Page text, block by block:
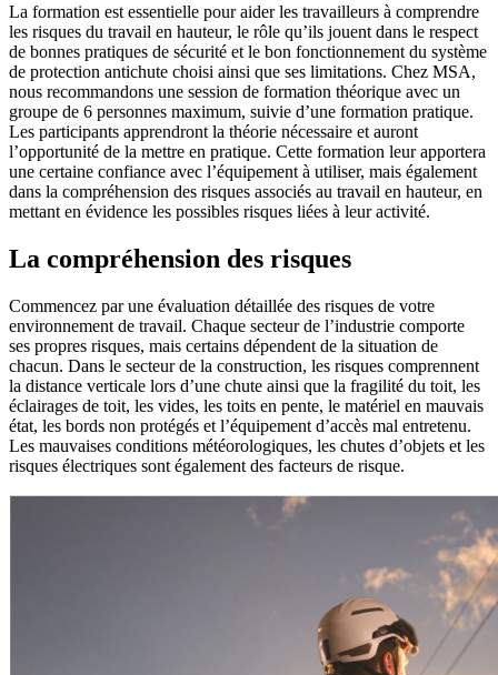
La formation est essentielle pour aider les travailleurs à comprendre
les risques du travail en hauteur, le rôle qu’ils jouent dans le respect
de bonnes pratiques de sécurité et le bon fonctionnement du système
de protection antichute choisi ainsi que ses limitations. Chez MSA,
nous recommandons une session de formation théorique avec un
groupe de 6 personnes maximum, suivie d’une formation pratique.
Les participants apprendront la théorie nécessaire et auront
l’opportunité de la mettre en pratique. Cette formation leur apportera
une certaine confiance avec l’équipement à utiliser, mais également
dans la compréhension des risques associés au travail en hauteur, en
mettant en évidence les possibles risques liées à leur activité.
La compréhension des risques
Commencez par une évaluation détaillée des risques de votre
environnement de travail. Chaque secteur de l’industrie comporte
ses propres risques, mais certains dépendent de la situation de
chacun. Dans le secteur de la construction, les risques comprennent
la distance verticale lors d’une chute ainsi que la fragilité du toit, les
éclairages de toit, les vides, les toits en pente, le matériel en mauvais
état, les bords non protégés et l’équipement d’accès mal entretenu.
Les mauvaises conditions météorologiques, les chutes d’objets et les
risques électriques sont également des facteurs de risque.